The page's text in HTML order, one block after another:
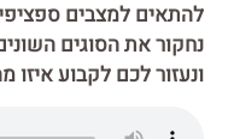
להתאים למצבים
נחקור את הסוגים
ונעזור לכם לקבוע